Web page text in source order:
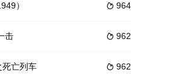
一
战争游戏”，主要集中在一个家庭的成
 964
）
 962
击
 962
死亡列车